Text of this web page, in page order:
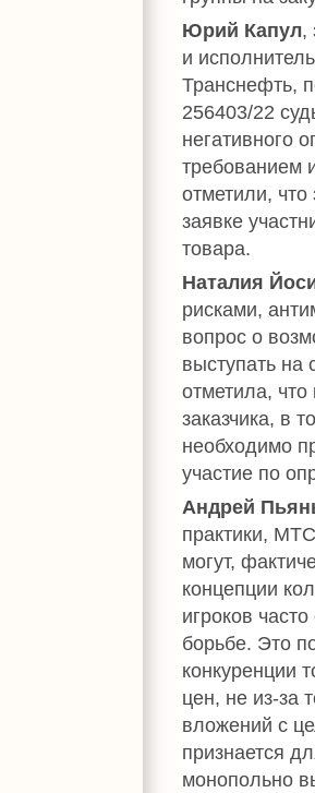
Юрий Капул,
и
Транснефть,
256403/22
негативного
требованием
отметили, что
заявке
товара.
Наталия
рисками,
вопрос о
выступать на
отметила,
заказчика, в
необходимо
участие по
Андрей
практики,
могут,
концепции
игроков
борьбе. Это
конкуренции
цен, не из-за
вложений с
признается
монопольно